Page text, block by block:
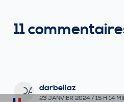
11
DA darbellaz
23 JANVIER 2024 / 15 H 14